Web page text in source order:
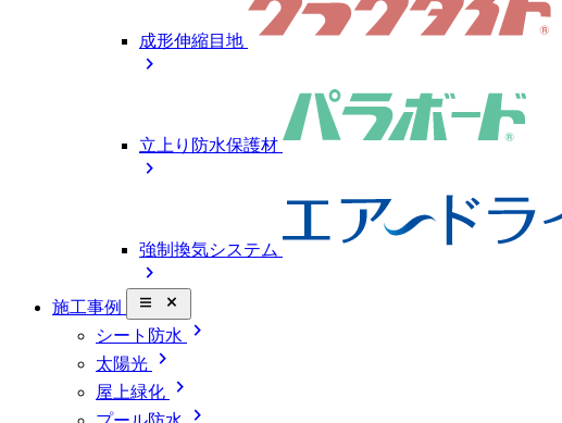
成形伸縮目地
chevron_right
立上り防水保護材
chevron_right
強制換気システム
chevron_right
施工事例 close_small
シート防水 chevron_right
太陽光 chevron_right
屋上緑化 chevron_right
chevron_right